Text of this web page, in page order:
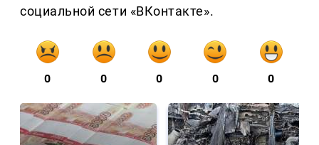
социальной сети «ВКонтакте».
0 0 0 0 0